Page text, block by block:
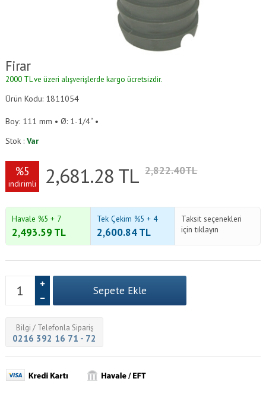
Firar
2000 TL ve üzeri alışverişlerde kargo ücretsizdir.
Ürün Kodu: 1811054
Boy: 111 mm • Ø: 1-1/4“ •
Stok :Var
%5
indirimli 2,681.28 TL 2,822.40TL
Havale %5 + 7
2,493.59 TL
Tek Çekim %5 + 4
2,600.84TL
Taksit seçenekleri
için tıklayın
Bilgi / Telefonla Sipariş
0216 392 16 71 - 72